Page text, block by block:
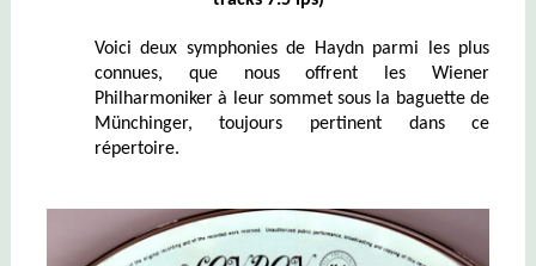
Voici deux symphonies de Haydn parmi les plus
connues, que nous offrent les Wiener
Philharmoniker à leur sommet sous la baguette de
Münchinger, toujours pertinent dans ce
répertoire.